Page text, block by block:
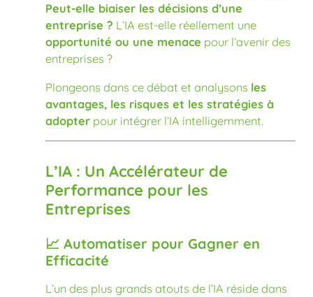
Peut-elle biaiser les décisions d’une
entreprise ? L’IA est-elle réellement une
opportunité ou une menace pour l’avenir des
entreprises ?
Plongeons dans ce débat et analysons les
avantages, les risques et les stratégies à
adopterpour intégrer l’IA intelligemment.
L’IA : Un Accélérateur de
Performance pour les
Entreprises
📈 Automatiser pour Gagner en
Efficacité
L’un des plus grands atouts de l’IA réside dans